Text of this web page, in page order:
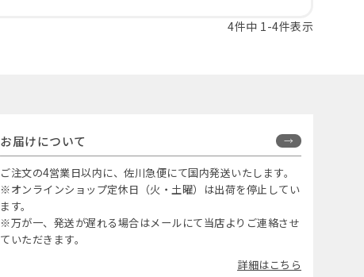
4件中 1 -4件表示
お届けについて
ご注文の4営業日以内に、佐川急便にて国内発送いたします。
※オンラインショップ定休日（火・土曜）は出荷を停止してい
ます。
※万が一、発送が遅れる場合はメールにて当店よりご連絡させ
ていただきます。
詳細はこちら